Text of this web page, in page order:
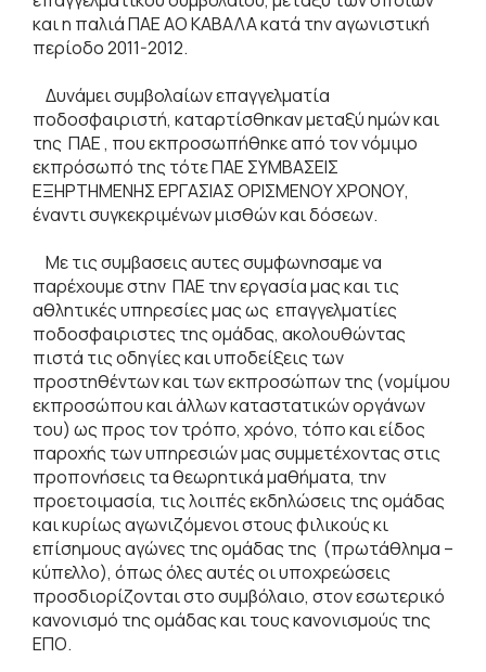
και η παλιά ΠΑΕ ΑΟ ΚΑΒΑΛΑ κατά την αγωνιστική
περίοδο 2011-2012.
Δυνάμει συμβολαίων επαγγελματία
ποδοσφαιριστή, καταρτίσθηκαν μεταξύ ημών και
της ΠΑΕ , που εκπροσωπήθηκε από τον νόμιμο
εκπρόσωπό της τότε ΠΑΕ ΣΥΜΒΑΣΕΙΣ
ΕΞΗΡΤΗΜΕΝΗΣ ΕΡΓΑΣΙΑΣ ΟΡΙΣΜΕΝΟΥ ΧΡΟΝΟΥ,
έναντι συγκεκριμένων μισθών και δόσεων.
Με τις συμβασεις αυτες συμφωνησαμε να
παρέχουμε στην ΠΑΕ την εργασία μας και τις
αθλητικές υπηρεσίες μας ως επαγγελματίες
ποδοσφαιριστες της ομάδας, ακολουθώντας
πιστά τις οδηγίες και υποδείξεις των
προστηθέντων και των εκπροσώπων της (νομίμου
εκπροσώπου και άλλων καταστατικών οργάνων
του) ως προς τον τρόπο, χρόνο, τόπο και είδος
παροχής των υπηρεσιών μας συμμετέχοντας στις
προπονήσεις τα θεωρητικά μαθήματα, την
προετοιμασία, τις λοιπές εκδηλώσεις της ομάδας
και κυρίως αγωνιζόμενοι στους φιλικούς κι
επίσημους αγώνες της ομάδας της (πρωτάθλημα –
κύπελλο), όπως όλες αυτές οι υποχρεώσεις
προσδιορίζονται στο συμβόλαιο, στον εσωτερικό
κανονισμό της ομάδας και τους κανονισμούς της
ΕΠΟ.